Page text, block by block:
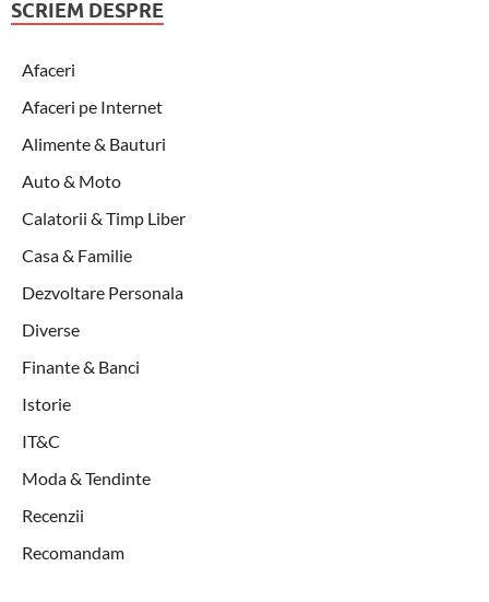
SCRIEM DESPRE
Afaceri
Afaceri pe Internet
Alimente & Bauturi
Auto & Moto
Calatorii & Timp Liber
Casa & Familie
Dezvoltare Personala
Diverse
Finante & Banci
Istorie
IT&C
Moda & Tendinte
Recenzii
Recomandam